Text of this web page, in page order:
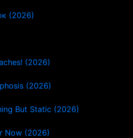
(2026)
(2026)
(2026)
But Static (2026)
Now (2026)